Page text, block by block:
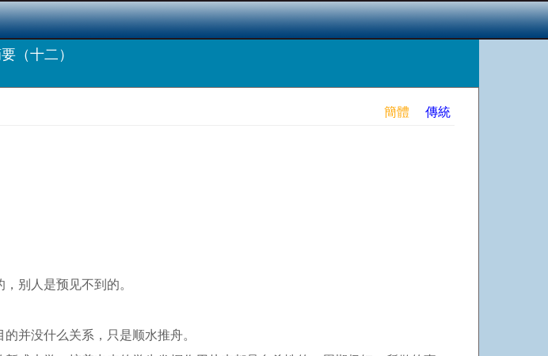
（十二）
簡體 傳統
别人是预见不到的。
并没什么关系，只是顺水推舟。